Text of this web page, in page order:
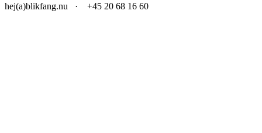
hej(a)blikfang.nu · +45 20 68 16 60